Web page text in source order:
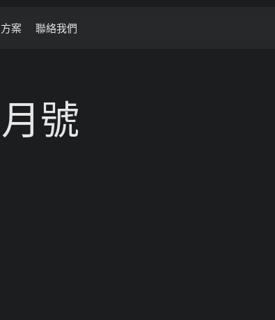
案 聯絡我們
號